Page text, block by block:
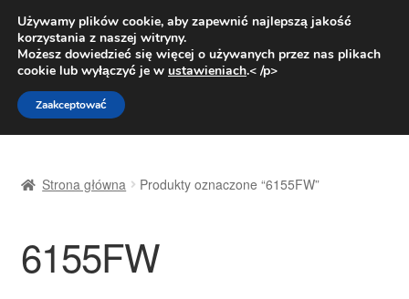
DOSTAWA od 31 zł
Pn.-pt. 9:00-16:00800 003 167
Przejdź
do
nawigacji
Przejdź
do
treści
Dostawa
Dostawa na cały świat
Strona główna Produkty oznaczone “6155FW”
6155FW
Używamy plików cookie, aby zapewnić najlepszą jakość
korzystania z naszej witryny.
Możesz dowiedzieć się więcej o używanych przez nas plikach
cookie lub wyłączyć je w ustawieniach.< /p>
Zaakceptować